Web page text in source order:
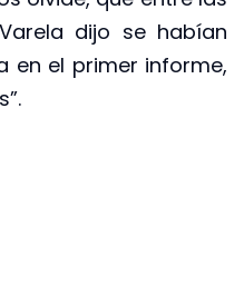
dijo se habían
en el primer informe,